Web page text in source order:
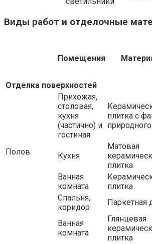
Виды работ и отделочные
Помещения
Отделка поверхностей
Полов
Прихожая,
столовая,
кухня
(частично) и
гостиная
плитка с
Кухня
Матовая
плитка
Ванная
комната
плитка
Спальня,
коридор
Паркетная
Ванная
комната
Глянцевая
плитка